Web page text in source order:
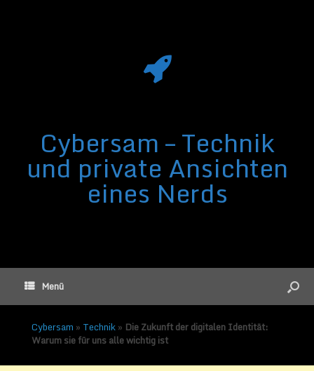
Cybersam – Technik
und private Ansichten
eines Nerds
Menü
Cybersam » Technik» Die Zukunft der digitalen Identität:
Warum sie für uns alle wichtig ist